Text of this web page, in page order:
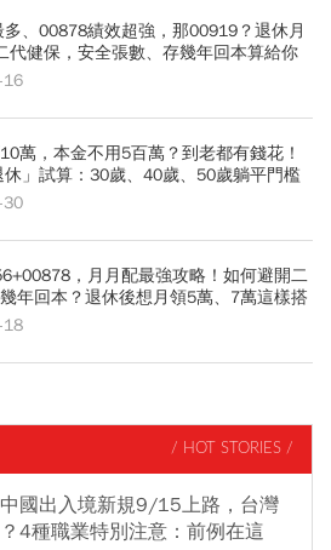
、00878績效超強，那00919？退休月
代健保，安全張數、存幾年回本算給你
16
萬，本金不用5百萬？到老都有錢花！
」試算：30歲、40歲、50歲躺平門檻
30
，月月配最強攻略！如何避開二
年回本？退休後想月領5萬、7萬這樣搭
18
/ HOT STORIES /
國出入境新規9/15上路，台灣
4種職業特別注意：前例在這